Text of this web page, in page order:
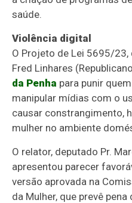
saúde.
Violência digital
O Projeto de Lei 5695/
Fred Linhares
da Penha para punir
manipular mídias com o
causar constrangimento,
mulher no ambiente
O relator, deputado Pr.
apresentou parecer
versão aprovada na
da Mulher, que prevê pena